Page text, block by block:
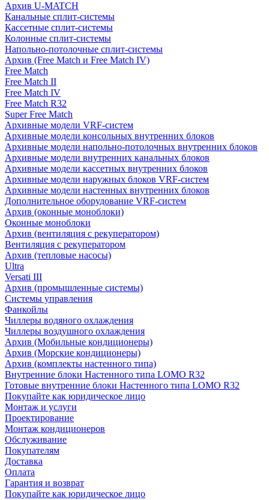
Архив U-MATCH
Канальные сплит-системы
Кассетные сплит-системы
Колонные сплит-системы
Напольно-потолочные сплит-системы
Архив (Free Match и Free Match IV)
Free Match
Free Match II
Free Match IV
Free Match R32
Super Free Match
Архивные модели VRF-систем
Архивные модели консольных внутренних блоков
Архивные модели напольно-потолочных внутренних блоков
Архивные модели внутренних канальных блоков
Архивные модели кассетных внутренних блоков
Архивные модели наружных блоков VRF-систем
Архивные модели настенных внутренних блоков
Дополнительное оборудование VRF-систем
Архив (оконные моноблоки)
Оконные моноблоки
Архив (вентиляция с рекуператором)
Вентиляция с рекуператором
Архив (тепловые насосы)
Ultra
Versati III
Архив (промышленные системы)
Системы управления
Фанкойлы
Чиллеры водяного охлаждения
Чиллеры воздушного охлаждения
Архив (Мобильные кондиционеры)
Архив (Морские кондиционеры)
Архив (комплекты настенного типа)
Внутренние блоки Настенного типа LOMO R32
Готовые внутренние блоки Настенного типа LOMO R32
Покупайте как юридическое лицо
Монтаж и услуги
Проектирование
Монтаж кондиционеров
Обслуживание
Покупателям
Доставка
Оплата
Гарантия и возврат
Покупайте как юридическое лицо